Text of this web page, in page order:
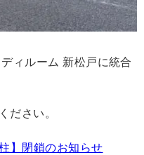
ィルーム 新松戸に統合
ださい。
】閉鎖のお知らせ